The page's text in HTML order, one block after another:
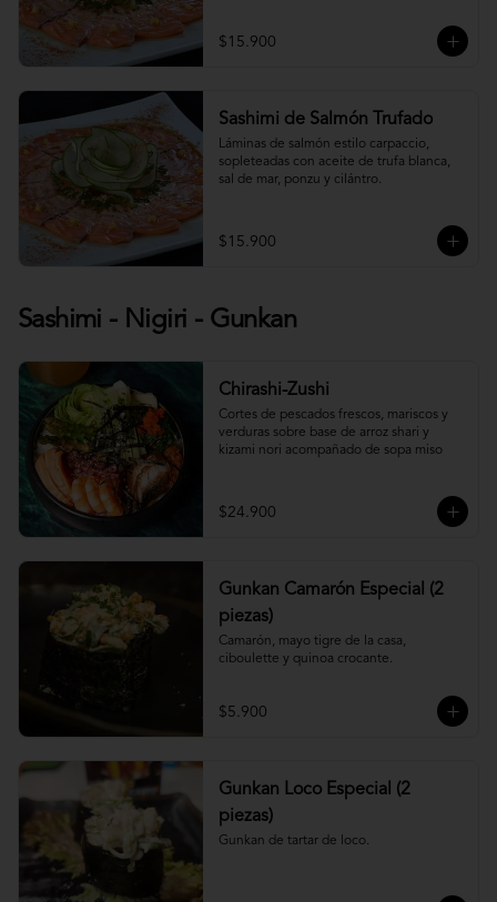
$15.900
Sashimi de Salmón Trufado
Láminas de salmón estilo carpaccio,
sopleteadas con aceite de trufa blanca,
sal de mar, ponzu y cilántro.
$15.900
Sashimi - Nigiri - Gunkan
Chirashi-Zushi
Cortes de pescados frescos, mariscos y
verduras sobre base de arroz shari y
kizami nori acompañado de sopa miso
$24.900
Gunkan Camarón Especial (2
piezas)
Camarón, mayo tigre de la casa,
ciboulette y quinoa crocante.
$5.900
Gunkan Loco Especial (2
piezas)
Gunkan de tartar de loco.